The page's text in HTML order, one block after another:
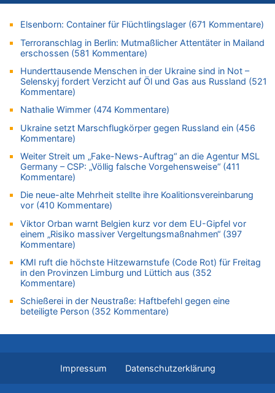
Zweite Hitzewelle in diesem Sommer ist jetzt amtlich
05.08.2026 - 13:10 von Go Pferdchen, lauf Gallop zu
Aachen ab 11. August wieder Mekka des Pferdesports –
Belgien setzt bei Reit-WM auf starke Springreiter
05.08.2026 - 12:31 von Der Patriot zu
Es gibt mmer mehr Fälle von Fahrerflucht in Belgien –
Wie kam es zur Ceuta-Krise?
Paris 2024: Genau 40 Jahre nach Edgar Cüpper ist wieder ein
Springreiter Fahnenträger der belgischen Olympia-Mannschaft
05.08.2026 - 11:45 von JoKrings zu
Zweite Hitzewelle in diesem Sommer ist jetzt amtlich
05.08.2026 - 11:45 von N. A. Klar zu
Es gibt mmer mehr Fälle von Fahrerflucht in Belgien –
Fußgänger und Radfahrer sind die häufigsten Opfer
05.08.2026 - 11:43 von JoKrings zu
Zweite Hitzewelle in diesem Sommer ist jetzt amtlich
05.08.2026 - 11:41 von JoKrings zu
Wie kam es zur Ceuta-Krise?
05.08.2026 - 11:35 von N. A. Klar zu
Es gibt mmer mehr Fälle von Fahrerflucht in Belgien –
Zweite Hitzewelle in diesem Sommer ist jetzt amtlich
Elsenborn: Container für Flüchtlingslager (671 Kommentare)
Terroranschlag in Berlin: Mutmaßlicher Attentäter in Mailand
erschossen (581 Kommentare)
Hunderttausende Menschen in der Ukraine sind in Not –
Selenskyj fordert Verzicht auf Öl und Gas aus Russland (521
Kommentare)
Nathalie Wimmer (474 Kommentare)
Ukraine setzt Marschflugkörper gegen Russland ein (456
Kommentare)
Weiter Streit um „Fake-News-Auftrag“ an die Agentur MSL
Germany – CSP: „Völlig falsche Vorgehensweise“ (411
Kommentare)
Die neue-alte Mehrheit stellte ihre Koalitionsvereinbarung
vor (410 Kommentare)
Viktor Orban warnt Belgien kurz vor dem EU-Gipfel vor
einem „Risiko massiver Vergeltungsmaßnahmen“ (397
Kommentare)
KMI ruft die höchste Hitzewarnstufe (Code Rot) für Freitag
in den Provinzen Limburg und Lüttich aus (352
Kommentare)
Schießerei in der Neustraße: Haftbefehl gegen eine
beteiligte Person (352 Kommentare)
Impressum Datenschutzerklärung